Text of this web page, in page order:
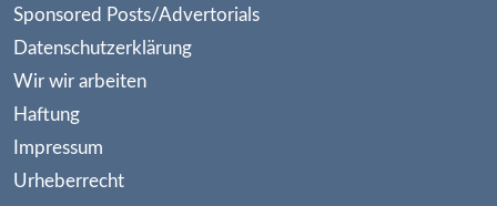
Sponsored Posts/Advertorials
Datenschutzerklärung
Wir wir arbeiten
Haftung
Impressum
Urheberrecht